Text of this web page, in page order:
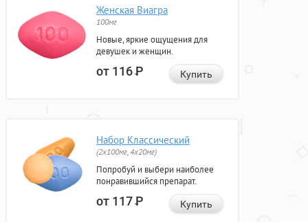
Женская Виагра
100мг
Новые, яркие ощущения для
девушек и женщин.
от 116Р Купить
Набор Классический
(2x100мг, 4x20мг)
Попробуй и выбери наиболее
понравившийся препарат.
от 117Р Купить